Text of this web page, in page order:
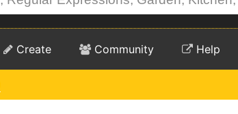
Create Community Help